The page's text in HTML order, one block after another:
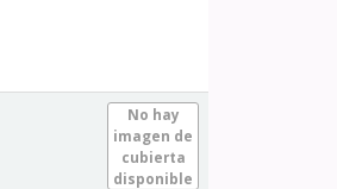
No hay
imagen de
cubierta
disponible